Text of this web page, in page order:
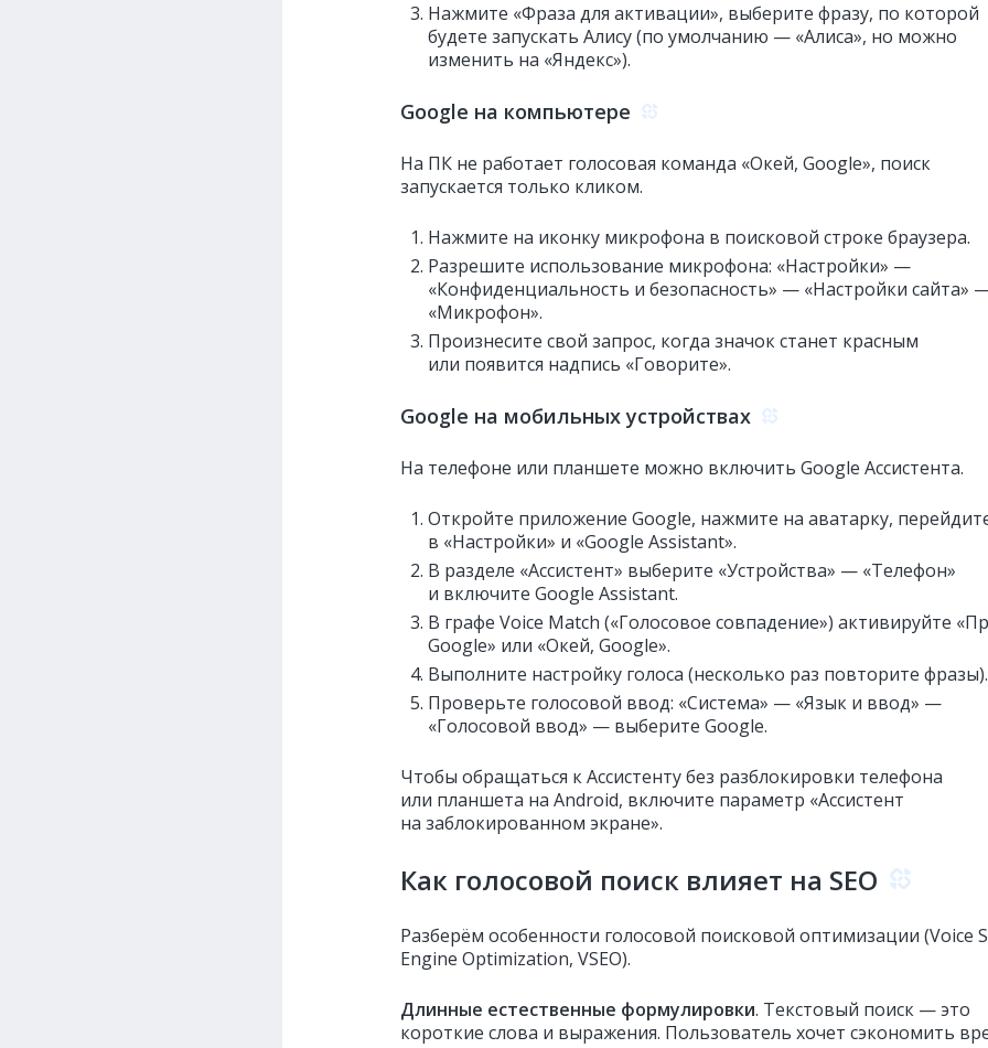
Нажмите «Фраза для активации», выберите фразу, по которой
будете запускать Алису (по умолчанию — «Алиса», но можно
изменить на «Яндекс»).
Google на компьютере
На ПК не работает голосовая команда «Окей, Google», поиск
запускается только кликом.
Нажмите на иконку микрофона в поисковой строке браузера.
Разрешите использование микрофона: «Настройки» —
«Конфиденциальность и безопасность» — «Настройки сайта»
«Микрофон».
Произнесите свой запрос, когда значок станет красным
или появится надпись «Говорите».
Google на мобильных устройствах
На телефоне или планшете можно включить Google Ассистента.
Откройте приложение Google, нажмите на аватарку,
в «Настройки» и «Google Assistant».
В разделе «Ассистент» выберите «Устройства» — «Телефон»
и включите Google Assistant.
В графе Voice Match («Голосовое совпадение») активируйте
Google» или «Окей, Google».
Выполните настройку голоса (несколько раз повторите фразы).
Проверьте голосовой ввод: «Система» — «Язык и ввод» —
«Голосовой ввод» — выберите Google.
Чтобы обращаться к Ассистенту без разблокировки телефона
или планшета на Android, включите параметр «Ассистент
на заблокированном экране».
Как голосовой поиск влияет на SEO
Разберём особенности голосовой поисковой оптимизации (Voice
Engine Optimization, VSEO).
Длинные естественные формулировки. Текстовый поиск — это
короткие слова и выражения. Пользователь хочет сэкономить